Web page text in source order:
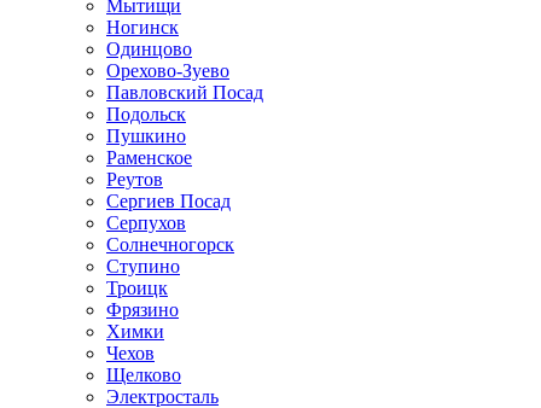
Мытищи
Ногинск
Одинцово
Орехово-Зуево
Павловский Посад
Подольск
Пушкино
Раменское
Реутов
Сергиев Посад
Серпухов
Солнечногорск
Ступино
Троицк
Фрязино
Химки
Чехов
Щелково
Электросталь